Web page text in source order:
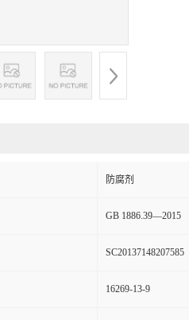
防腐剂
GB 1886.39—2015
SC20137148207585
16269-13-9